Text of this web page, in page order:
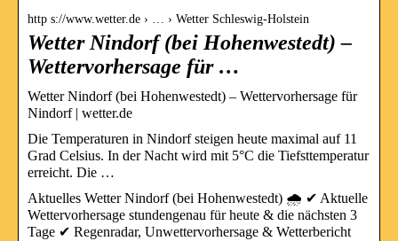
http s://www.wetter.de › … › Wetter Schleswig-Holstein
Wetter Nindorf (bei Hohenwestedt) –
Wettervorhersage für …
Wetter Nindorf (bei Hohenwestedt) – Wettervorhersage für
Nindorf | wetter.de
Die Temperaturen in Nindorf steigen heute maximal auf 11
Grad Celsius. In der Nacht wird mit 5°C die Tiefsttemperatur
erreicht. Die …
Aktuelles Wetter Nindorf (bei Hohenwestedt) 🌧️ ✔ Aktuelle
Wettervorhersage stundengenau für heute & die nächsten 3
Tage ✔ Regenradar, Unwettervorhersage & Wetterbericht